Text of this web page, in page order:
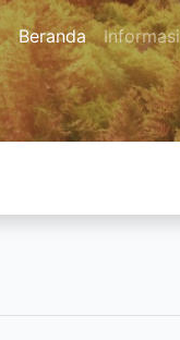
Beranda Informasi